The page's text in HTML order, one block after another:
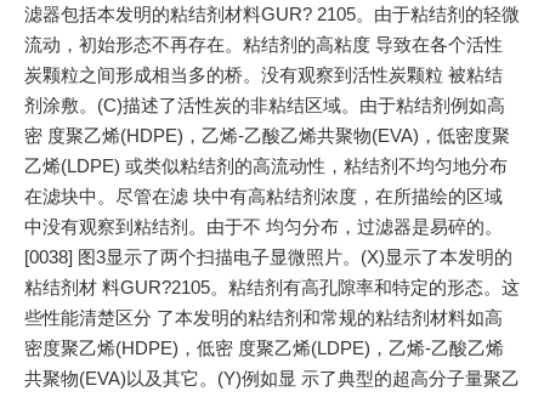
滤器包括本发明的粘结剂材料GUR? 2105。由于粘结剂的轻微
流动，初始形态不再存在。粘结剂的高粘度 导致在各个活性
炭颗粒之间形成相当多的桥。没有观察到活性炭颗粒 被粘结
剂涂敷。(C)描述了活性炭的非粘结区域。由于粘结剂例如高
密 度聚乙烯(HDPE)，乙烯-乙酸乙烯共聚物(EVA)，低密度聚
乙烯(LDPE) 或类似粘结剂的高流动性，粘结剂不均匀地分布
在滤块中。尽管在滤 块中有高粘结剂浓度，在所描绘的区域
中没有观察到粘结剂。由于不 均匀分布，过滤器是易碎的。
[0038] 图3显示了两个扫描电子显微照片。(X)显示了本发明的
粘结剂材 料GUR?2105。粘结剂有高孔隙率和特定的形态。这
些性能清楚区分 了本发明的粘结剂和常规的粘结剂材料如高
密度聚乙烯(HDPE)，低密 度聚乙烯(LDPE)，乙烯-乙酸乙烯
共聚物(EVA)以及其它。(Y)例如显 示了典型的超高分子量聚乙